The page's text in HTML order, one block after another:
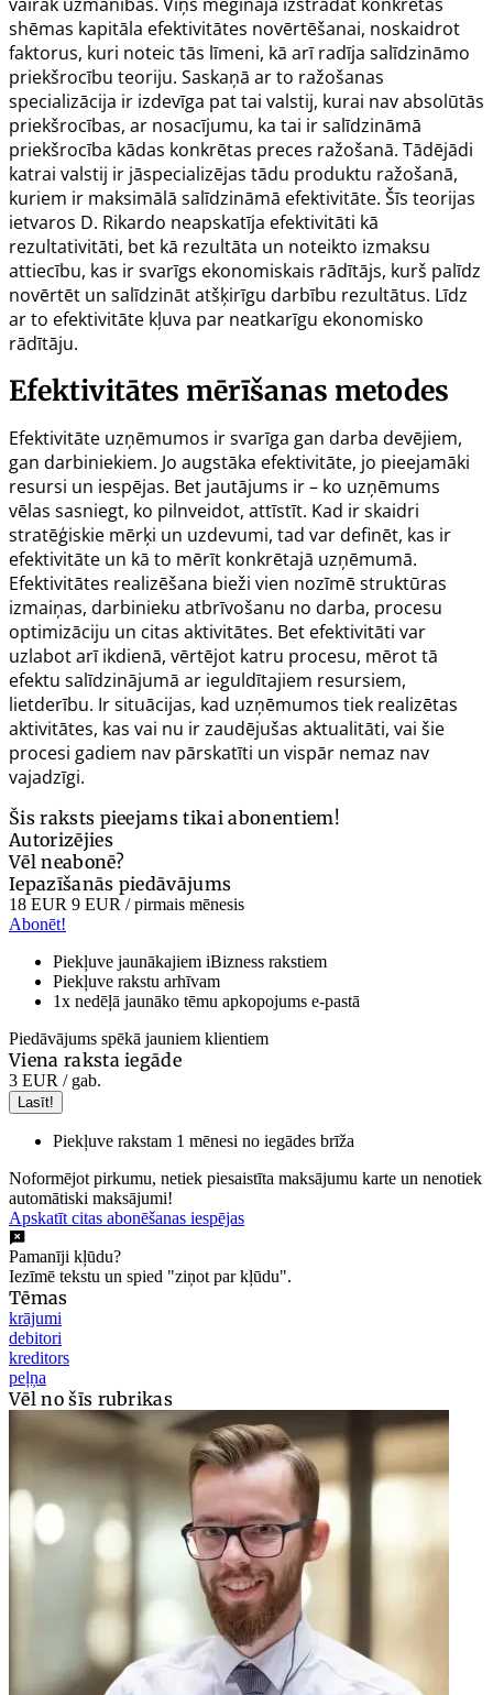
shēmas kapitāla efektivitātes novērtēšanai, noskaidrot
faktorus, kuri noteic tās līmeni, kā arī radīja salīdzināmo
priekšrocību teoriju. Saskaņā ar to ražošanas
specializācija ir izdevīga pat tai valstij, kurai nav absolūtās
priekšrocības, ar nosacījumu, ka tai ir salīdzināmā
priekšrocība kādas konkrētas preces ražošanā. Tādējādi
katrai valstij ir jāspecializējas tādu produktu ražošanā,
kuriem ir maksimālā salīdzināmā efektivitāte. Šīs teorijas
ietvaros D. Rikardo neapskatīja efektivitāti kā
rezultativitāti, bet kā rezultāta un noteikto izmaksu
attiecību, kas ir svarīgs ekonomiskais rādītājs, kurš palīdz
novērtēt un salīdzināt atšķirīgu darbību rezultātus. Līdz
ar to efektivitāte kļuva par neatkarīgu ekonomisko
rādītāju.
Efektivitātes mērīšanas metodes
Efektivitāte uzņēmumos ir svarīga gan darba devējiem,
gan darbiniekiem. Jo augstāka efektivitāte, jo pieejamāki
resursi un iespējas. Bet jautājums ir – ko uzņēmums
vēlas sasniegt, ko pilnveidot, attīstīt. Kad ir skaidri
stratēģiskie mērķi un uzdevumi, tad var definēt, kas ir
efektivitāte un kā to mērīt konkrētajā uzņēmumā.
Efektivitātes realizēšana bieži vien nozīmē struktūras
izmaiņas, darbinieku atbrīvošanu no darba, procesu
optimizāciju un citas aktivitātes. Bet efektivitāti var
uzlabot arī ikdienā, vērtējot katru procesu, mērot tā
efektu salīdzinājumā ar ieguldītajiem resursiem,
lietderību. Ir situācijas, kad uzņēmumos tiek realizētas
aktivitātes, kas vai nu ir zaudējušas aktualitāti, vai šie
procesi gadiem nav pārskatīti un vispār nemaz nav
vajadzīgi.
Šis raksts pieejams tikai abonentiem!
Autorizējies
Vēl neabonē?
Iepazīšanās piedāvājums
18 EUR 9 EUR / pirmais mēnesis
Abonēt!
Piekļuve jaunākajiem iBizness rakstiem
Piekļuve rakstu arhīvam
1x nedēļā jaunāko tēmu apkopojums e-pastā
Piedāvājums spēkā jauniem klientiem
Viena raksta iegāde
3 EUR / gab.
Lasīt!
Piekļuve rakstam 1 mēnesi no iegādes brīža
Noformējot pirkumu, netiek piesaistīta maksājumu karte un nenotiek
automātiski maksājumi!
Apskatīt citas abonēšanas iespējas
Pamanīji kļūdu?
Iezīmē tekstu un spied "ziņot par kļūdu".
Tēmas
krājumi
debitori
kreditors
peļņa
Vēl no šīs rubrikas